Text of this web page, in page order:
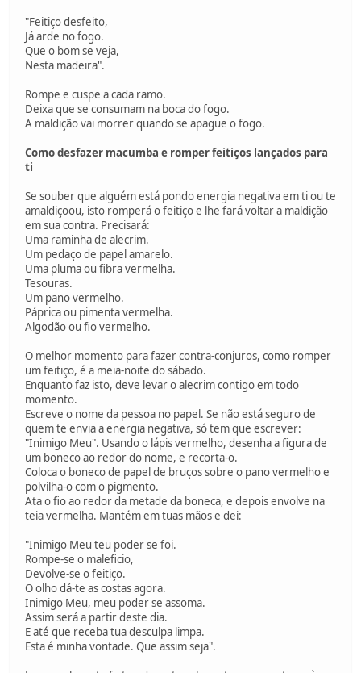
"Feitiço desfeito,
Já arde no fogo.
Que o bom se veja,
Nesta madeira".
Rompe e cuspe a cada ramo.
Deixa que se consumam na boca do fogo.
A maldição vai morrer quando se apague o fogo.
Como desfazer macumba e romper feitiços lançados para
ti
Se souber que alguém está pondo energia negativa em ti ou te
amaldiçoou, isto romperá o feitiço e lhe fará voltar a maldição
em sua contra. Precisará:
Uma raminha de alecrim.
Um pedaço de papel amarelo.
Uma pluma ou fibra vermelha.
Tesouras.
Um pano vermelho.
Páprica ou pimenta vermelha.
Algodão ou fio vermelho.
O melhor momento para fazer contra-conjuros, como romper
um feitiço, é a meia-noite do sábado.
Enquanto faz isto, deve levar o alecrim contigo em todo
momento.
Escreve o nome da pessoa no papel. Se não está seguro de
quem te envia a energia negativa, só tem que escrever:
"Inimigo Meu". Usando o lápis vermelho, desenha a figura de
um boneco ao redor do nome, e recorta-o.
Coloca o boneco de papel de bruços sobre o pano vermelho e
polvilha-o com o pigmento.
Ata o fio ao redor da metade da boneca, e depois envolve na
teia vermelha. Mantém em tuas mãos e dei:
"Inimigo Meu teu poder se foi.
Rompe-se o maleficio,
Devolve-se o feitiço.
O olho dá-te as costas agora.
Inimigo Meu, meu poder se assoma.
Assim será a partir deste dia.
E até que receba tua desculpa limpa.
Esta é minha vontade. Que assim seja".